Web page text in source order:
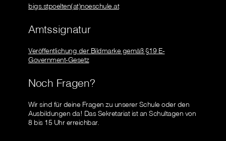
bigs.stpoelten(at)noeschule.at
Amtssignatur
Veröffentlichung der Bildmarke gemäß §19 E-
Government-Gesetz
Noch Fragen?
Wir sind für deine Fragen zu unserer Schule oder den
Ausbildungen da! Das Sekretariat ist an Schultagen von
8 bis 15 Uhr erreichbar.